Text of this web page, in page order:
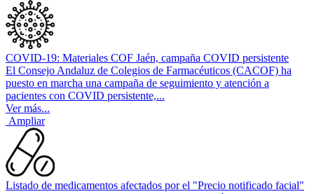
COVID-19: Materiales COF Jaén, campaña COVID persistente
El Consejo Andaluz de Colegios de Farmacéuticos (CACOF) ha
puesto en marcha una campaña de seguimiento y atención a
pacientes con COVID persistente,...
Ver más...
Ampliar
Listado de medicamentos afectados por el "Precio notificado facial"